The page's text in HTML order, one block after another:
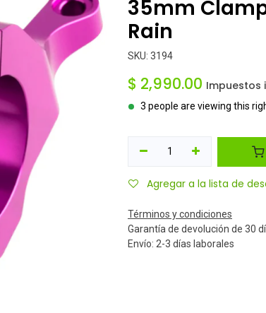
35mm
Rain
SKU: 3194
$ 2,990.00 Impuestos
3 people are viewing this
Agregar a la lista de
Términos y condiciones
Garantía de devolución de 30
Envío: 2-3 días laborales